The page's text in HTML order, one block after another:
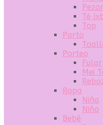
Té
Top
Parto
Porteo
Fular
Mei
Ropa
Niña
Niño
Bebé